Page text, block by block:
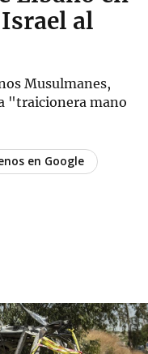
al
Musulmanes,
"traicionera mano
en Google